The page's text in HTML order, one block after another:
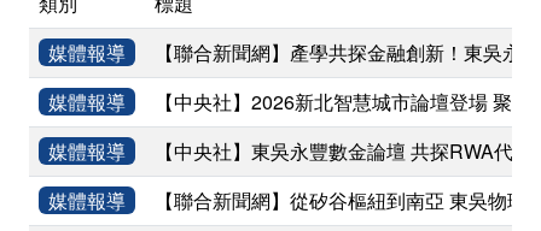
媒體報導
【聯合新聞網】產學共探金融創新！東吳
媒體報導
【中央社】2026新北智慧城市論壇登場 聚
媒體報導
【中央社】東吳永豐數金論壇 共探RWA代幣
媒體報導
【聯合新聞網】從矽谷樞紐到南亞 東吳物理